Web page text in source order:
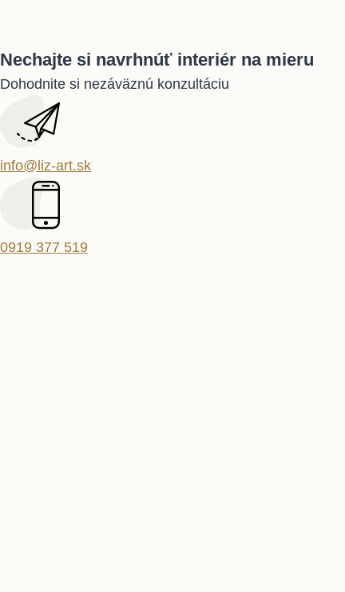
Nechajte si navrhnúť interiér na mieru
Dohodnite si nezáväznú konzultáciu
info@liz-art.sk
0919 377 519